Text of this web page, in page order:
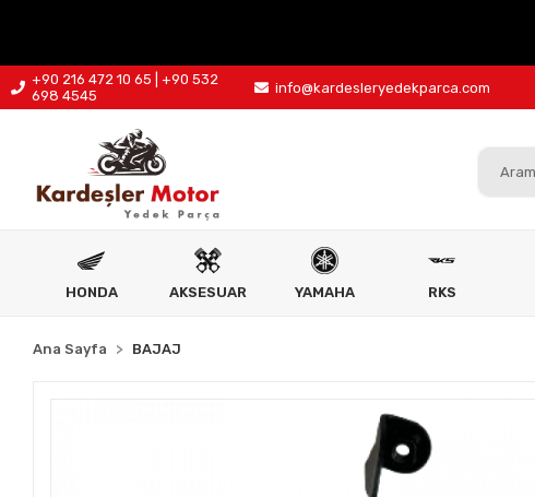
+90 216 472 10 65 | +90 532
698 4545
info@kardesleryedekparca.com
HONDA AKSESUAR YAMAHA RKS
Ana Sayfa BAJAJ